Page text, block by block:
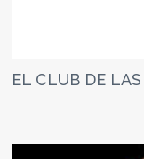
EL CLUB DE